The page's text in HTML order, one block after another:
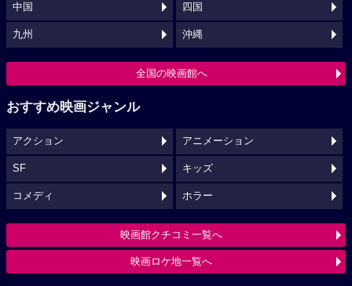
中国 四国
九州 沖縄
全国の映画館へ
おすすめ映画ジャンル
アクション アニメーション
SF キッズ
コメディ ホラー
映画館クチコミ一覧へ
映画ロケ地一覧へ